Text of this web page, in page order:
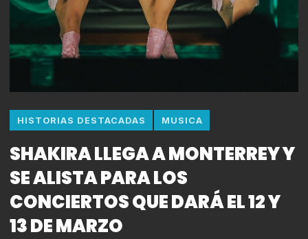
HISTORIAS DESTACADAS MUSICA
SHAKIRA LLEGA A MONTERREY Y
SE ALISTA PARA LOS
CONCIERTOS QUE DARÁ EL 12 Y
13 DE MARZO